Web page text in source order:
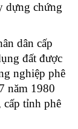
dựng chứng
dân cấp
đất được
nghiệp phê
năm 1980
cấp tỉnh phê